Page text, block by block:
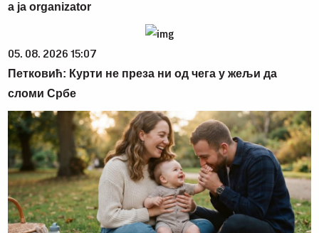
a ja organizator
05. 08. 2026 15:07
Петковић: Курти не преза ни од чега у жељи да
сломи Србе